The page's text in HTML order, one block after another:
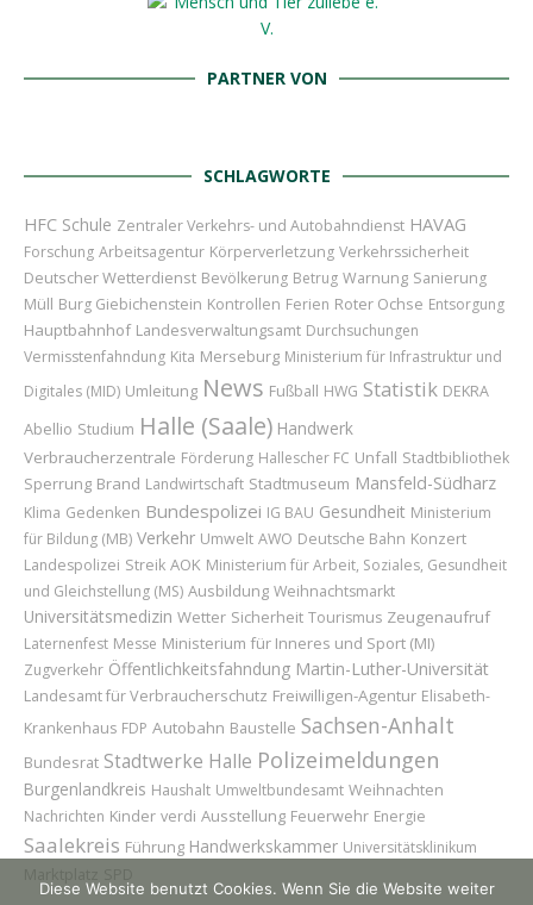
PARTNER VON
SCHLAGWORTE
HFC Schule Zentraler Verkehrs- und Autobahndienst HAVAG
Forschung Arbeitsagentur Körperverletzung Verkehrssicherheit
Deutscher Wetterdienst Bevölkerung Betrug Warnung Sanierung
Müll Burg Giebichenstein Kontrollen Ferien Roter Ochse Entsorgung
Hauptbahnhof Landesverwaltungsamt Durchsuchungen
Vermisstenfahndung Kita Merseburg Ministerium für Infrastruktur und
Digitales (MID) Umleitung News Fußball HWG Statistik DEKRA
Abellio Studium Halle (Saale) Handwerk
Verbraucherzentrale Förderung Hallescher FC Unfall Stadtbibliothek
Sperrung Brand Landwirtschaft Stadtmuseum Mansfeld-Südharz
Klima Gedenken Bundespolizei IG BAU Gesundheit Ministerium
für Bildung (MB) Verkehr Umwelt AWO Deutsche Bahn Konzert
Landespolizei Streik AOK Ministerium für Arbeit, Soziales, Gesundheit
und Gleichstellung (MS) Ausbildung Weihnachtsmarkt
Universitätsmedizin Wetter Sicherheit Tourismus Zeugenaufruf
Laternenfest Messe Ministerium für Inneres und Sport (MI)
Zugverkehr Öffentlichkeitsfahndung Martin-Luther-Universität
Landesamt für Verbraucherschutz Freiwilligen-Agentur Elisabeth-
Krankenhaus FDP Autobahn Baustelle Sachsen-Anhalt
Bundesrat Stadtwerke Halle Polizeimeldungen
Burgenlandkreis Haushalt Umweltbundesamt Weihnachten
Nachrichten Kinder verdi Ausstellung Feuerwehr Energie
Saalekreis Führung Handwerkskammer Universitätsklinikum
Diese Website benutzt Cookies. Wenn Sie die Website weiter